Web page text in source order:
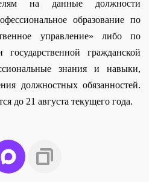
на данные должности
образование по
управление» либо по
государственной гражданской
знания и навыки,
должностных обязанностей.
до 21 августа текущего года.